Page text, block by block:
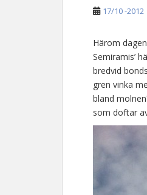
17/10 -2012
Härom
Semiramis’
bredvid
gren vinka
bland
som doftar